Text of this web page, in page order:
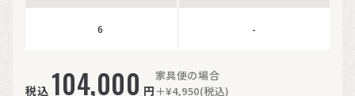
6 -
税込 104,000 円
家具便の場合
＋¥4,950(税込)